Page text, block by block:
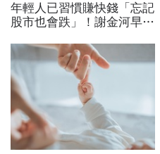
年輕人已習慣賺快錢「忘記
股市也會跌」！謝金河早一
出事：根本把投資人丟火坑